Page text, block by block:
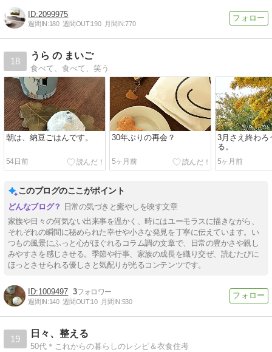
2099975
週間IN:180 週間OUT:190 月間IN:770
18
うら の まいご
食べて、食べて、笑う
朝は、納豆ごはんです。
54日前
30年ぶりの再会？
5ヶ月前
3月さえ終わろ
る。
5ヶ月前
このブログのここがポイント
日常の気づきと癒やしを映す文章
家族や日々の何気ない出来事を温かく、時にはユーモラスに描きながら、
それぞれの瞬間に秘められた幸せや小さな発見を丁寧に伝えています。い
つもの風景にふっと心がほぐれるコラム調の文章で、日常の豊かさや親し
みやすさを感じさせる。季節や行事、家族の成長を織り交ぜ、読むたびに
ほっとさせられる優しさと気配りが光るコンテンツです。
1009497 3
週間IN:140 週間OUT:10 月間IN:530
19
日々、整える
50代＊これからの暮らしのレシピ＆衣食住考